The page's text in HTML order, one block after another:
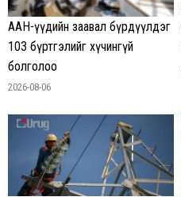
ААН-үүдийн заавал бүрдүүлдэг
103 бүртгэлийг хүчингүй
болголоо
2026-08-06